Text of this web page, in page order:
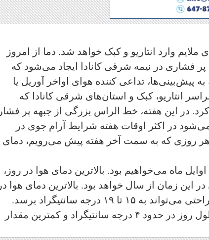
وارد انتاریو و کبک خواهد شد. دما از امروز
فشاری در نیمه شرقی کانادا ایجاد می‌شود که
پیش‌بینی‌ها، تداعی کننده هوای اواخر آوریل یا
انتاریو، کبک و استان‌های شرقی کانادا که
در این هفته، خط الراس بزرگی از جبهه پر فشار
در اکثر اوقات هفته شرایط آرام جوی در
هر روزی که به سمت آخر هفته پیش می‌رویم، دمای
ماه می‌خواهیم بود. بالاترین دمای هوا در روز،
این زمان از سال خواهد بود. بالاترین دمای هوا در
روز پنجشنبه در بخش‌هایی از جنوب انتاریو به راحتی می‌تواند به ۱۵ تا ۱۹ درجه سانتیگراد برسد.
برای توضیح بیشتر، بالاترین میزان فصلی در طول روز در حدود ۴ درجه سانتیگراد و کمترین مقدار